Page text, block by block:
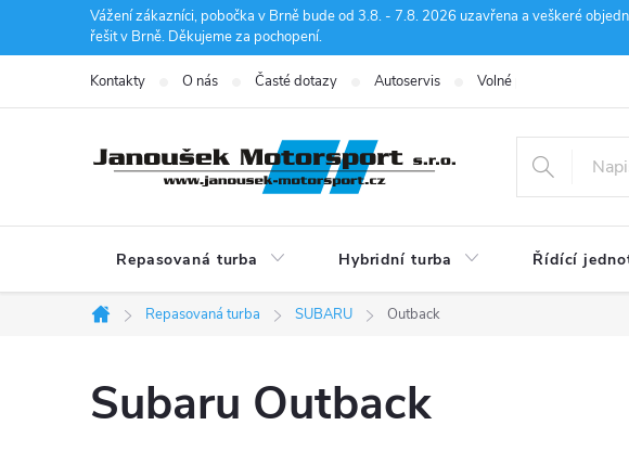
Vážení zákazníci, pobočka v Brně bude od 3.8. - 7.8. 2026 uzavřena a veškeré
řešit v Brně. Děkujeme za pochopení.
Kontakty O nás Časté dotazy Autoservis Volné pozice
Repasovaná turba Hybridní turba Řídící
Domů
Repasovaná turba SUBARU Outback
Subaru Outback